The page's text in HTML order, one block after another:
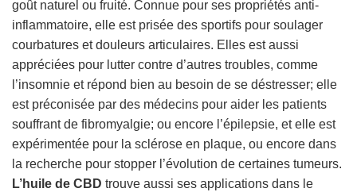
goût naturel ou fruité. Connue pour ses propriétés anti-
inflammatoire, elle est prisée des sportifs pour soulager
courbatures et douleurs articulaires. Elles est aussi
appréciées pour lutter contre d’autres troubles, comme
l’insomnie et répond bien au besoin de se déstresser; elle
est préconisée par des médecins pour aider les patients
souffrant de fibromyalgie; ou encore l’épilepsie, et elle est
expérimentée pour la sclérose en plaque, ou encore dans
la recherche pour stopper l’évolution de certaines tumeurs.
L’huile de CBD trouve aussi ses applications dans le